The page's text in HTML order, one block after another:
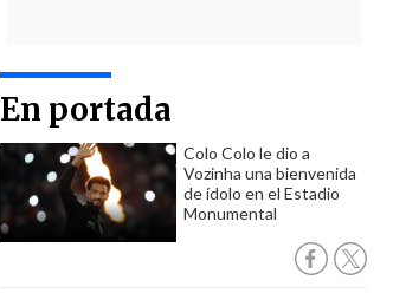
En portada
Colo Colo le dio a
Vozinha una bienvenida
de ídolo en el Estadio
Monumental